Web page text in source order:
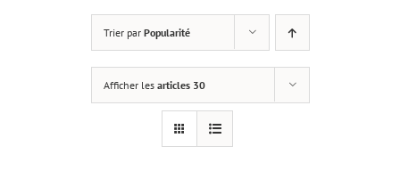
Trier par Popularité
Afficher les articles 30